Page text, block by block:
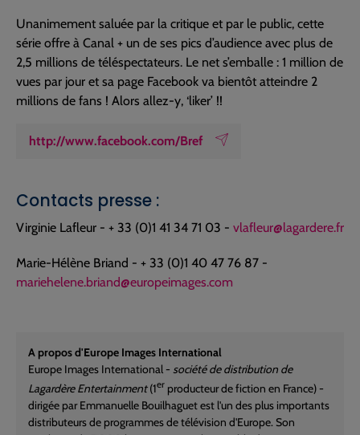
Unanimement saluée par la critique et par le public, cette
série offre à Canal + un de ses pics d’audience avec plus de
2,5 millions de téléspectateurs. Le net s’emballe : 1 million de
vues par jour et sa page Facebook va bientôt atteindre 2
millions de fans ! Alors allez-y, ‘liker’ !!
http://www.facebook.com/Bref
Contacts presse :
Virginie Lafleur - + 33 (0)1 41 34 71 03 - vlafleur@lagardere.fr
Marie-Hélène Briand - + 33 (0)1 40 47 76 87 -
mariehelene.briand@europeimages.com
A propos d'Europe Images International
Europe Images International - société de distribution de
Lagardère Entertainment(1er producteur de fiction en France) -
dirigée par Emmanuelle Bouilhaguet est l'un des plus importants
distributeurs de programmes de télévision d'Europe. Son